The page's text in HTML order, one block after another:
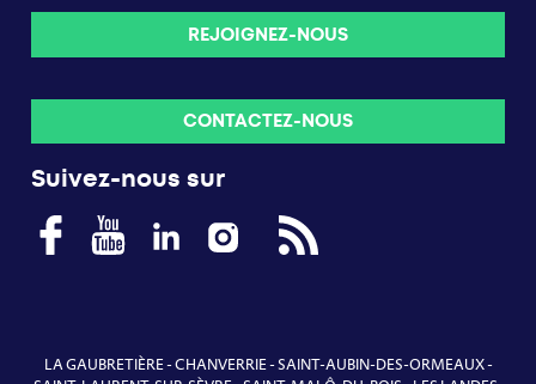
REJOIGNEZ-NOUS
CONTACTEZ-NOUS
Suivez-nous sur
LA GAUBRETIÈRE-CHANVERRIE-SAINT-AUBIN-DES-ORMEAUX-